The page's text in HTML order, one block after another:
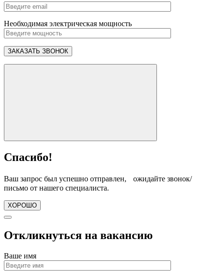
Необходимая электрическая мощность
Спасибо!
Ваш запрос был успешно отправлен, ожидайте звонок/
письмо от нашего специалиста.
ХОРОШО
Откликнуться на вакансию
Ваше имя